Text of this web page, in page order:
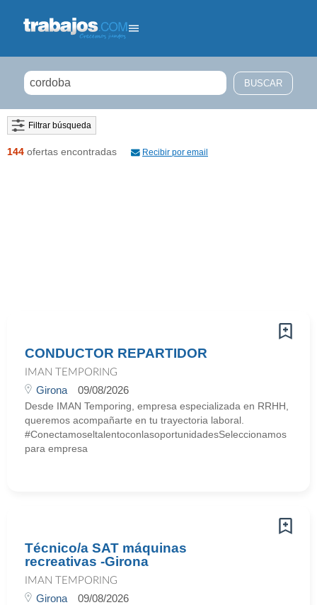
Filtrar búsqueda
144 ofertas encontradas Recibir por email
CONDUCTOR REPARTIDOR
IMAN TEMPORING
Girona 09/08/2026
Desde IMAN Temporing, empresa especializada en RRHH,
queremos acompañarte en tu trayectoria laboral.
#ConectamoseltalentoconlasoportunidadesSeleccionamos
para empresa
Técnico/a SAT máquinas
recreativas -Girona
IMAN TEMPORING
Girona 09/08/2026